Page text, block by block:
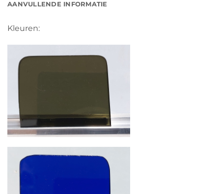
AANVULLENDE INFORMATIE
Kleuren: